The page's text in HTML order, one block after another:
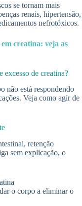
se tornam mais
renais, hipertensão,
nefrotóxicos.
creatina: veja as
excesso de creatina?
não está respondendo
Veja como agir de
retenção
sem explicação, o
o corpo a eliminar o